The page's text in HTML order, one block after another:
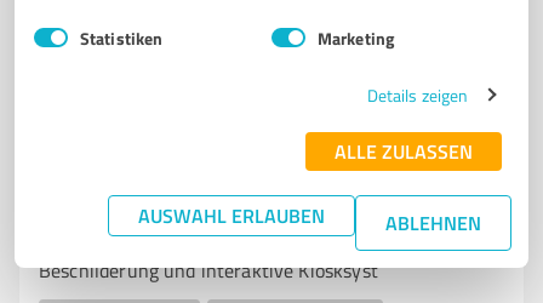
Statistiken Marketing
Details zeigen
ALLE ZULASSEN
AUSWAHL ERLAUBEN ABLEHNEN
5,00 / 5,00
mirabyte Hamm
Innovative Softwarelösungen für digitale
Beschilderung und interaktive Kiosksyst